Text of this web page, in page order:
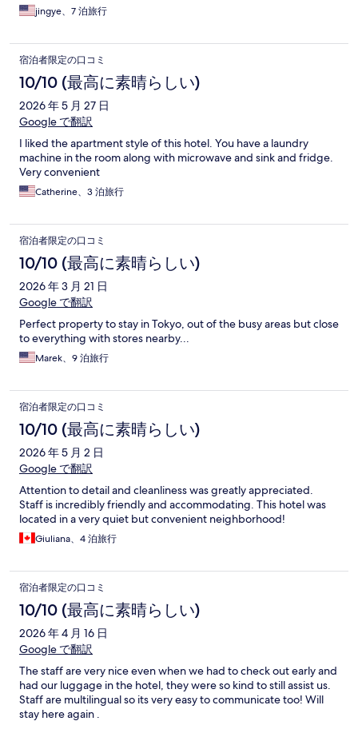
jingye、7 泊旅行
宿泊者限定の口コミ
10/10 (最高に素晴らしい)
2026 年 5 月 27 日
Google で翻訳
I liked the apartment style of this hotel. You have a laundry
machine in the room along with microwave and sink and fridge.
Very convenient
Catherine、3 泊旅行
宿泊者限定の口コミ
10/10 (最高に素晴らしい)
2026 年 3 月 21 日
Google で翻訳
Perfect property to stay in Tokyo, out of the busy areas but close
to everything with stores nearby...
Marek、9 泊旅行
宿泊者限定の口コミ
10/10 (最高に素晴らしい)
2026 年 5 月 2 日
Google で翻訳
Attention to detail and cleanliness was greatly appreciated.
Staff is incredibly friendly and accommodating. This hotel was
located in a very quiet but convenient neighborhood!
Giuliana、4 泊旅行
宿泊者限定の口コミ
10/10 (最高に素晴らしい)
2026 年 4 月 16 日
Google で翻訳
The staff are very nice even when we had to check out early and
had our luggage in the hotel, they were so kind to still assist us.
Staff are multilingual so its very easy to communicate too! Will
stay here again .